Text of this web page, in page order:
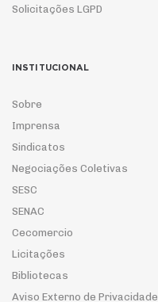
Solicitações LGPD
INSTITUCIONAL
Sobre
Imprensa
Sindicatos
Negociações Coletivas
SESC
SENAC
Cecomercio
Licitações
Bibliotecas
Aviso Externo de Privacidade